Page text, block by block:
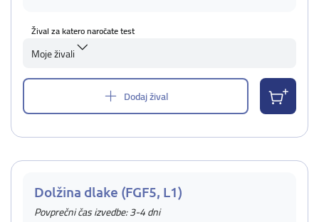
Žival za katero naročate test
Moje živali
Dodaj žival
Dolžina dlake (FGF5, L1)
Povprečni čas izvedbe: 3-4 dni